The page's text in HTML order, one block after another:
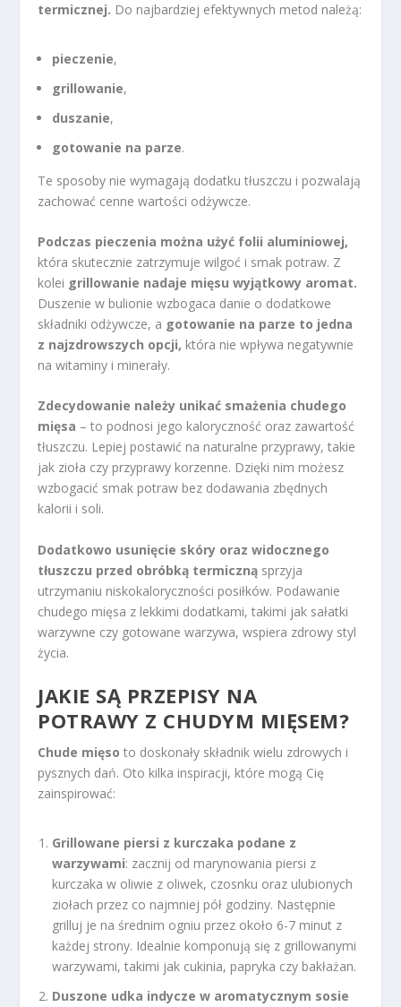
termicznej. Do najbardziej efektywnych metod należą:
pieczenie,
grillowanie,
duszanie,
gotowanie na parze.
Te sposoby nie wymagają dodatku tłuszczu i pozwalają
zachować cenne wartości odżywcze.
Podczas pieczenia można użyć folii aluminiowej,
która skutecznie zatrzymuje wilgoć i smak potraw. Z
kolei grillowanie nadaje mięsu wyjątkowy aromat.
Duszenie w bulionie wzbogaca danie o dodatkowe
składniki odżywcze, a gotowanie na parze to jedna
z najzdrowszych opcji, która nie wpływa negatywnie
na witaminy i minerały.
Zdecydowanie należy unikać smażenia chudego
mięsa – to podnosi jego kaloryczność oraz zawartość
tłuszczu. Lepiej postawić na naturalne przyprawy, takie
jak zioła czy przyprawy korzenne. Dzięki nim możesz
wzbogacić smak potraw bez dodawania zbędnych
kalorii i soli.
Dodatkowo usunięcie skóry oraz widocznego
tłuszczu przed obróbką termiczną sprzyja
utrzymaniu niskokaloryczności posiłków. Podawanie
chudego mięsa z lekkimi dodatkami, takimi jak sałatki
warzywne czy gotowane warzywa, wspiera zdrowy styl
życia.
JAKIE SĄ PRZEPISY NA
POTRAWY Z CHUDYM MIĘSEM?
Chude mięso to doskonały składnik wielu zdrowych i
pysznych dań. Oto kilka inspiracji, które mogą Cię
zainspirować:
Grillowane piersi z kurczaka podane z
warzywami: zacznij od marynowania piersi z
kurczaka w oliwie z oliwek, czosnku oraz ulubionych
ziołach przez co najmniej pół godziny. Następnie
grilluj je na średnim ogniu przez około 6-7 minut z
każdej strony. Idealnie komponują się z grillowanymi
warzywami, takimi jak cukinia, papryka czy bakłażan.
Duszone udka indycze w aromatycznym sosie